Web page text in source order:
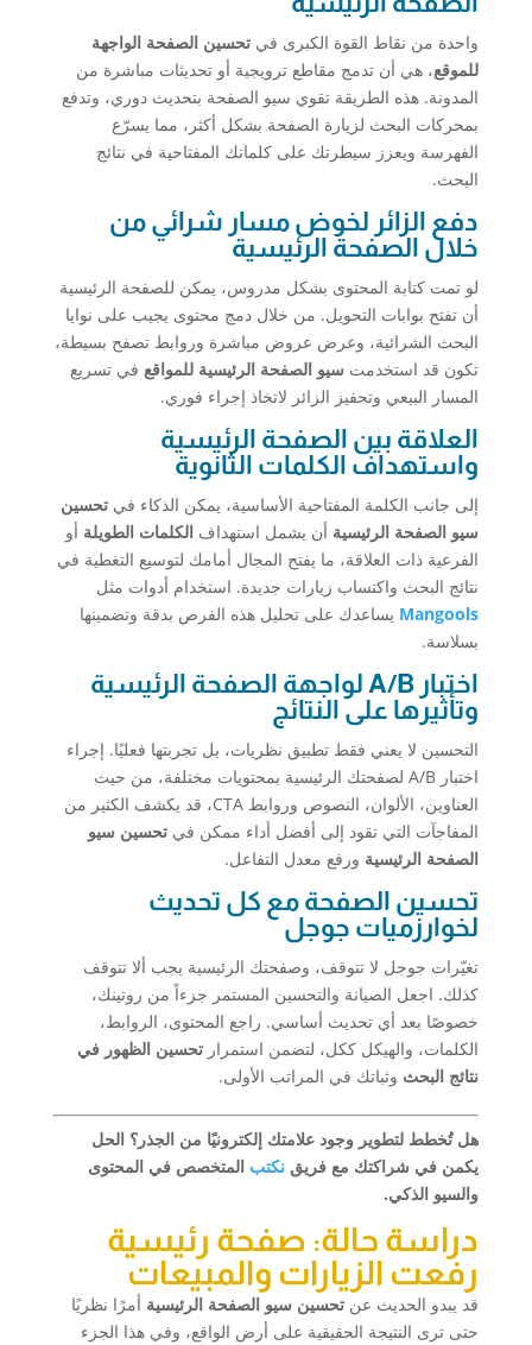
واحدة من نقاط القوة الكبرى في تحسين الصفحة الواجهة
للموقع، هي أن تدمج مقاطع ترويجية أو تحديثات مباشرة من
المدونة. هذه الطريقة تقوي سيو الصفحة بتحديث دوري، وتدفع
بمحركات البحث لزيارة الصفحة بشكل أكثر، مما يسرّع
الفهرسة ويعزز سيطرتك على كلماتك المفتاحية في نتائج
البحث.
دفع الزائر لخوض مسار شرائي من
خلال الصفحة الرئيسية
لو تمت كتابة المحتوى بشكل مدروس، يمكن للصفحة الرئيسية
أن تفتح بوابات التحويل. من خلال دمج محتوى يجيب على نوايا
البحث الشرائية، وعرض عروض مباشرة وروابط تصفح بسيطة،
تكون قد استخدمت سيو الصفحة الرئيسية للمواقعفي تسريع
المسار البيعي وتحفيز الزائر لاتخاذ إجراء فوري.
العلاقة بين الصفحة الرئيسية
واستهداف الكلمات الثانوية
إلى جانب الكلمة المفتاحية الأساسية، يمكن الذكاء في تحسين
سيو الصفحة الرئيسية أن يشمل استهداف الكلمات الطويلة أو
الفرعية ذات العلاقة، ما يفتح المجال أمامك لتوسيع التغطية في
نتائج البحث واكتساب زيارات جديدة. استخدام أدوات مثل
Mangools يساعدك على تحليل هذه الفرص بدقة وتضمينها
بسلاسة.
اختبار A/B لواجهة الصفحة الرئيسية
وتأثيرها على النتائج
التحسين لا يعني فقط تطبيق نظريات، بل تجربتها فعليًا. إجراء
اختبار A/B لصفحتك الرئيسية بمحتويات مختلفة، من حيث
العناوين، الألوان، النصوص وروابط CTA، قد يكشف الكثير من
المفاجآت التي تقود إلى أفضل أداء ممكن في تحسين سيو
الصفحة الرئيسية ورفع معدل التفاعل.
تحسين الصفحة مع كل تحديث
لخوارزميات جوجل
تغيّرات جوجل لا تتوقف، وصفحتك الرئيسية يجب ألا تتوقف
كذلك. اجعل الصيانة والتحسين المستمر جزءاً من روتينك،
خصوصًا بعد أي تحديث أساسي. راجع المحتوى، الروابط،
الكلمات، والهيكل ككل، لتضمن استمرار تحسين الظهور في
نتائج البحث وثباتك في المراتب الأولى.
هل تُخطط لتطوير وجود علامتك إلكترونيًا من الجذر؟ الحل
يكمن في شراكتك مع فريق نكتب المتخصص في المحتوى
والسيو الذكي.
دراسة حالة: صفحة رئيسية
رفعت الزيارات والمبيعات
قد يبدو الحديث عن تحسين سيو الصفحة الرئيسية أمرًا نظريًا
حتى ترى النتيجة الحقيقية على أرض الواقع، وفي هذا الجزء